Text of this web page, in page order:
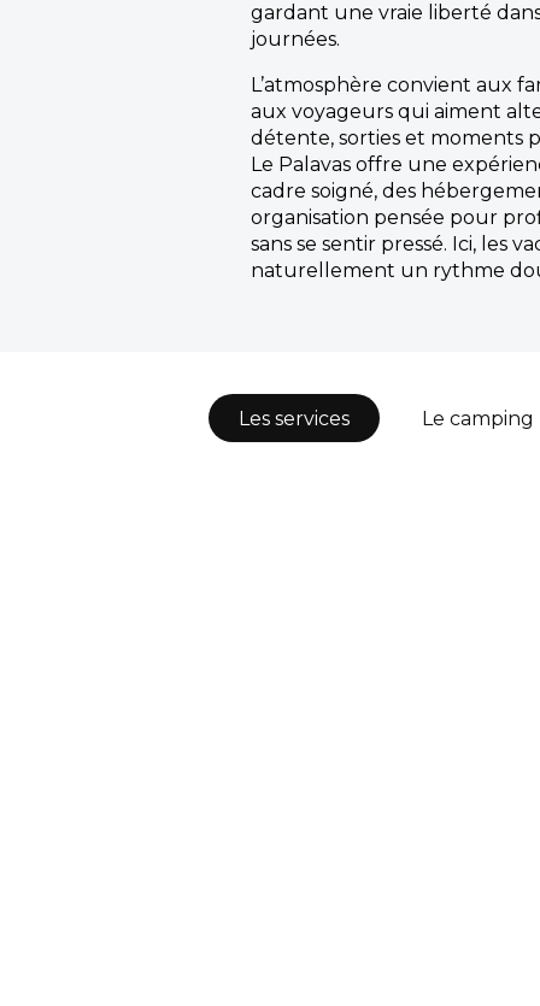
gardant une vraie liberté
journées.
L’atmosphère convient aux
aux voyageurs qui aiment
détente, sorties et moments
Le Palavas offre une
cadre soigné, des
organisation pensée pour
sans se sentir pressé. Ici, les
naturellement un rythme
Les services Le camping